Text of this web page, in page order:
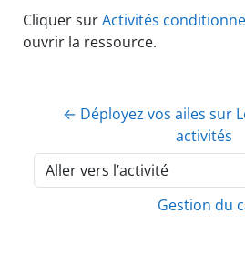
Conditions d’achèvement
Cliquer surActivités
ouvrir la ressource.
← Déployez vos ailes sur
activités
Aller vers l’activité
Gestion du